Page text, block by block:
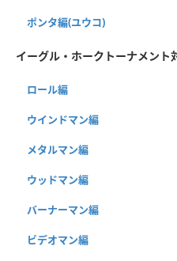
ポンタ編(ユウコ)
イーグル・ホークトーナメント
ロール編
ウインドマン編
メタルマン編
ウッドマン編
バーナーマン編
ビデオマン編